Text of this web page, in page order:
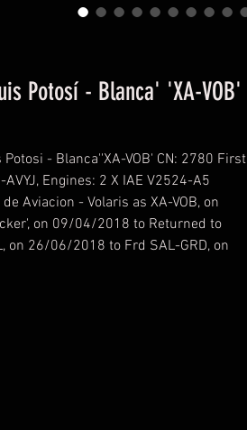
Potosí - Blanca' 'XA-VOB'
- Blanca''XA-VOB' CN: 2780 First
Engines: 2 X IAE V2524-A5
Aviacion - Volaris as XA-VOB, on
on 09/04/2018 to Returned to
on 26/06/2018 to Frd SAL-GRD, on